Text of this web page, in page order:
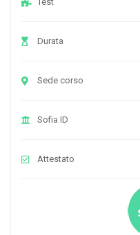
Durata
Sede corso
Sofia ID
Attestato